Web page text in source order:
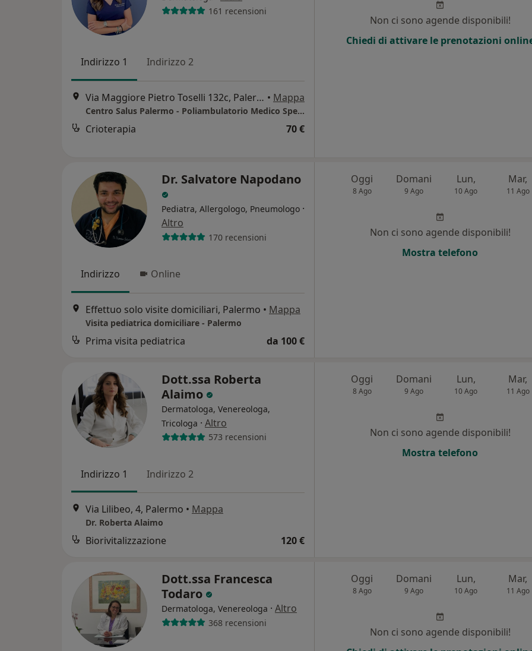
161 recensioni
Indirizzo 1 Indirizzo 2
Via Maggiore Pietro Toselli 132c, Palermo • Mappa
Centro Salus Palermo - Poliambulatorio Medico Specialistico
Crioterapia 70 €
Non ci sono agende disponibili!
Chiedi di attivare le prenotazioni
Dr. Salvatore Napodano
Pediatra, Allergologo, Pneumologo ·
Altro
170 recensioni
Indirizzo Online
Effettuo solo visite domiciliari, Palermo • Mappa
Visita pediatrica domiciliare - Palermo
Prima visita pediatrica da 100 €
Oggi
8 Ago
Domani
9 Ago
Lun,
10 Ago
Mar,
11 Ago
Non ci sono agende disponibili!
Mostra telefono
Dott.ssa Roberta
Alaimo
Dermatologa, Venereologa,
Tricologa · Altro
573 recensioni
Indirizzo 1 Indirizzo 2
Via Lilibeo, 4, Palermo • Mappa
Dr. Roberta Alaimo
Biorivitalizzazione 120 €
Oggi
8 Ago
Domani
9 Ago
Lun,
10 Ago
Mar,
11 Ago
Non ci sono agende disponibili!
Mostra telefono
Dott.ssa Francesca
Todaro
Dermatologa, Venereologa · Altro
368 recensioni
Oggi
8 Ago
Domani
9 Ago
Lun,
10 Ago
Mar,
11 Ago
Non ci sono agende disponibili!